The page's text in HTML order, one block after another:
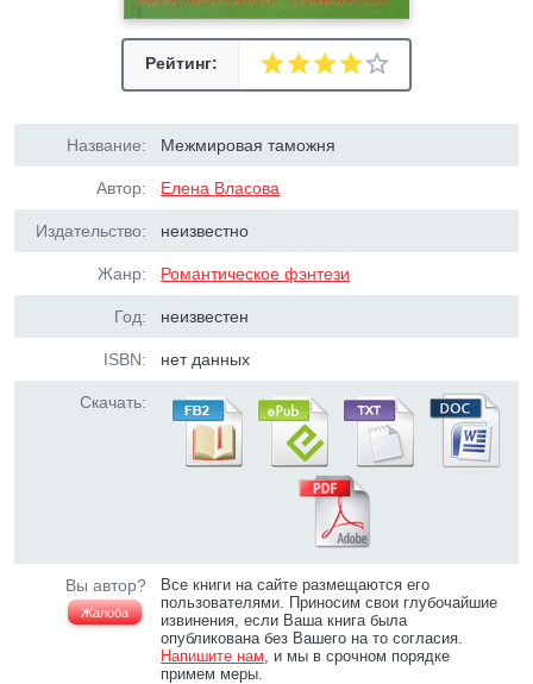
Рейтинг:
Название: Межмировая таможня
Автор: Елена Власова
Издательство: неизвестно
Жанр: Романтическое фэнтези
Год: неизвестен
ISBN: нет данных
Скачать:
Вы автор?
Жалоба
Все книги на сайте размещаются его
пользователями. Приносим свои глубочайшие
извинения, если Ваша книга была
опубликована без Вашего на то согласия.
Напишите нам, и мы в срочном порядке
примем меры.